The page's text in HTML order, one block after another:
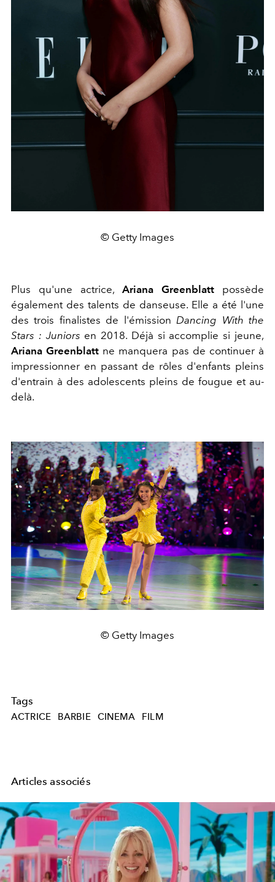
© Getty Images
Plus qu'une actrice, Ariana Greenblatt possède
également des talents de danseuse. Elle a été l'une
des trois finalistes de l'émission Dancing With the
Stars : Juniors en 2018. Déjà si accomplie si jeune,
Ariana Greenblatt ne manquera pas de continuer à
impressionner en passant de rôles d'enfants pleins
d'entrain à des adolescents pleins de fougue et au-
delà.
© Getty Images
Tags
ACTRICE BARBIE CINEMA FILM
Articles associés